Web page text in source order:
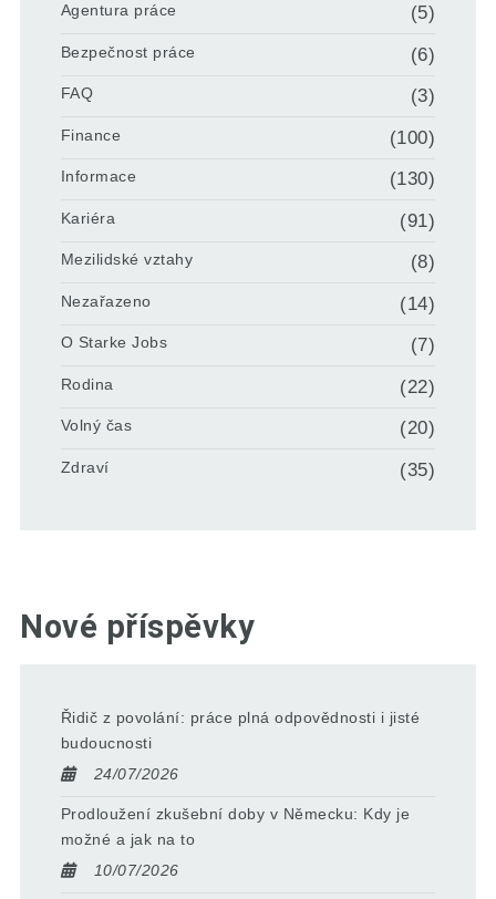
Agentura práce (5)
Bezpečnost práce (6)
FAQ (3)
Finance (100)
Informace (130)
Kariéra (91)
Mezilidské vztahy (8)
Nezařazeno (14)
O Starke Jobs (7)
Rodina (22)
Volný čas (20)
Zdraví (35)
Nové příspěvky
Řidič z povolání: práce plná odpovědnosti i jisté
budoucnosti
24/07/2026
Prodloužení zkušební doby v Německu: Kdy je
možné a jak na to
10/07/2026